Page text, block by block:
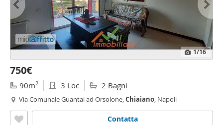
1/16
750€
90m2 3 Loc 2 Bagni
Via Comunale Guantai ad Orsolone,Chiaiano, Napoli
Contatta